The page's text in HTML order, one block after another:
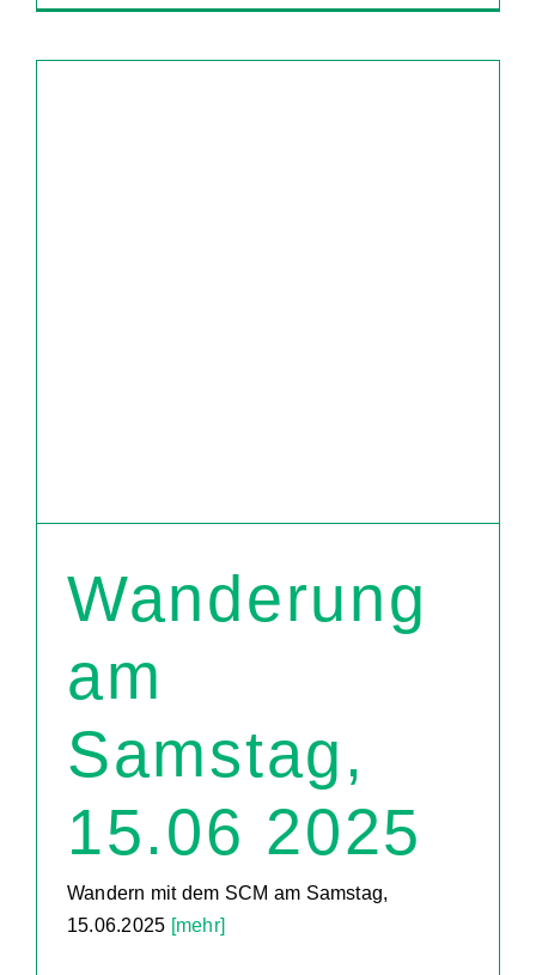
Wanderung
am
Samstag,
15.06 2025
Wandern mit dem SCM am Samstag,
15.06.2025 [mehr]